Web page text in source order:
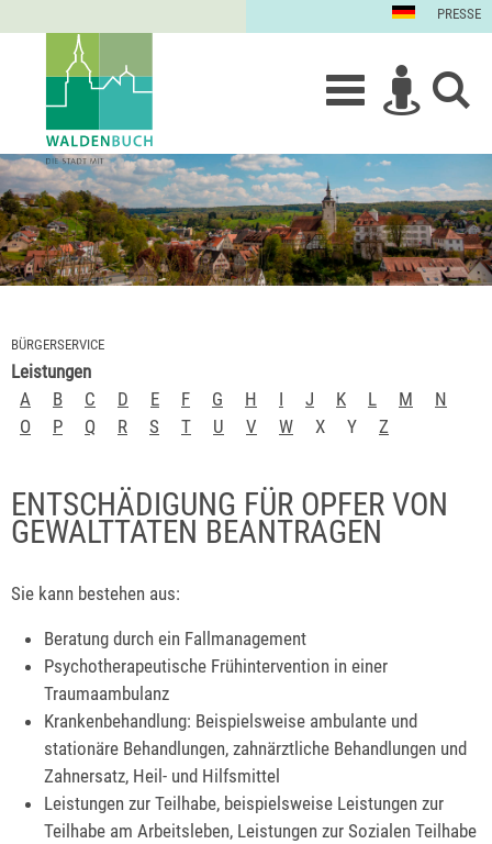
PRESSE
BÜRGERSERVICE
Leistungen
A
B C D E F G H I J K L M
N
O
P Q R S T U V W X Y Z
ENTSCHÄDIGUNG FÜR OPFER VON
GEWALTTATEN BEANTRAGEN
Sie kann bestehen aus:
Beratung durch ein Fallmanagement
Psychotherapeutische Frühintervention in einer
Traumaambulanz
Krankenbehandlung: Beispielsweise ambulante und
stationäre Behandlungen, zahnärztliche Behandlungen und
Zahnersatz, Heil- und Hilfsmittel
Leistungen zur Teilhabe, beispielsweise Leistungen zur
Teilhabe am Arbeitsleben, Leistungen zur Sozialen Teilhabe